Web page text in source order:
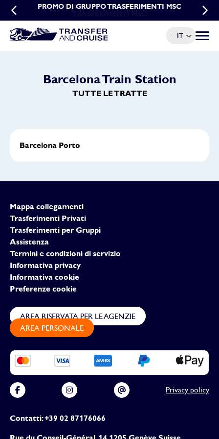
PROMO DI GRUPPO TRASFERIMENTI MSC
PROMO PRENOTAZIONI ANTICIPATE
IT Menu
Barcelona Train Station
TUTTE LE TRATTE
Barcelona Porto
Mappa collegamenti
Trasferimenti Privati
Trasferimenti per Gruppi
Assistenza
Termini e condizioni di servizio
Informativa privacy
Informativa cookie
Preferenze cookie
Contatti: +39 02 87176066
AREA RISERVATA PER LE AGENZIE
AREA PERSONALE
Privacy policy